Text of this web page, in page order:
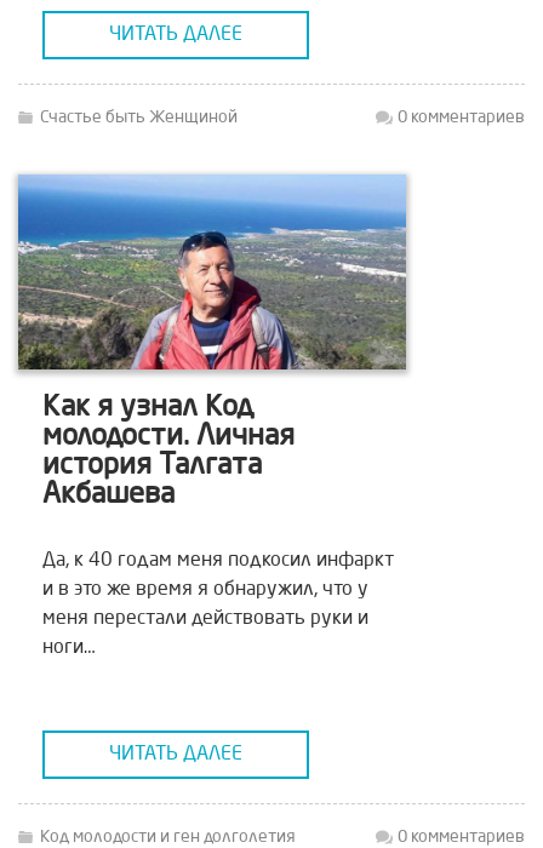
обижает. Но прежде чем вы успеете в
мозгу поменять это отношение, ваше
ЧИТАТЬ ДАЛЕЕ
Счастье быть Женщиной 0 комментариев
Как я узнал Код
молодости. Личная
история Талгата
Акбашева
Да, к 40 годам меня подкосил инфаркт
и в это же время я обнаружил, что у
меня перестали действовать руки и
ноги…
ЧИТАТЬ ДАЛЕЕ
Код молодости и ген долголетия 0 комментариев